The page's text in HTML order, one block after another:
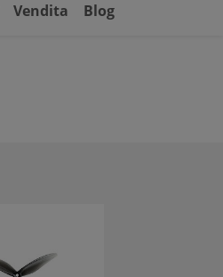
Vendita Blog